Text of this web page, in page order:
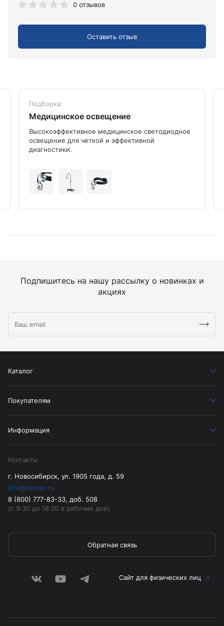
0 отзывов
Оставить отзыв
Подборка:
Медицинское освещение
Высокоэффективное медицинское светодиодное
освещение для четкой и эффективной
диагностики.
Подпишитесь на нашу рассылку о новинках и
акциях
Каталог
Покупателям
Информация
Контакты
г. Новосибирск, ул. 1905 года, д. 59
info@riester.ru
8 (800) 777-83-33, доб. 508
(с 9:30 до 18:00 в рабочие дни)
Обратная связь
Сайт для физических лиц